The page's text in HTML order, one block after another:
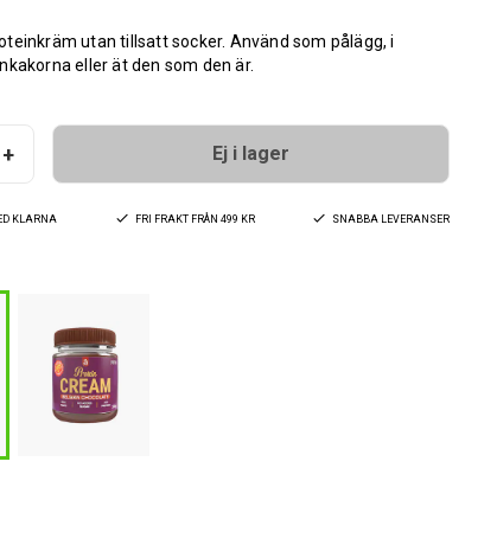
utan tillsatt socker. Använd som pålägg, i
eller ät den som den är.
+ Ej i lager
KLARNA FRI FRAKT FRÅN 499 KR SNABBA LEVERANSER